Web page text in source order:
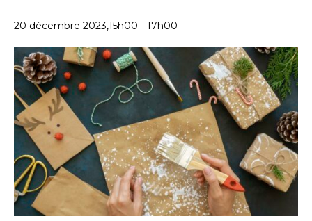
20 décembre 2023,15h00 - 17h00